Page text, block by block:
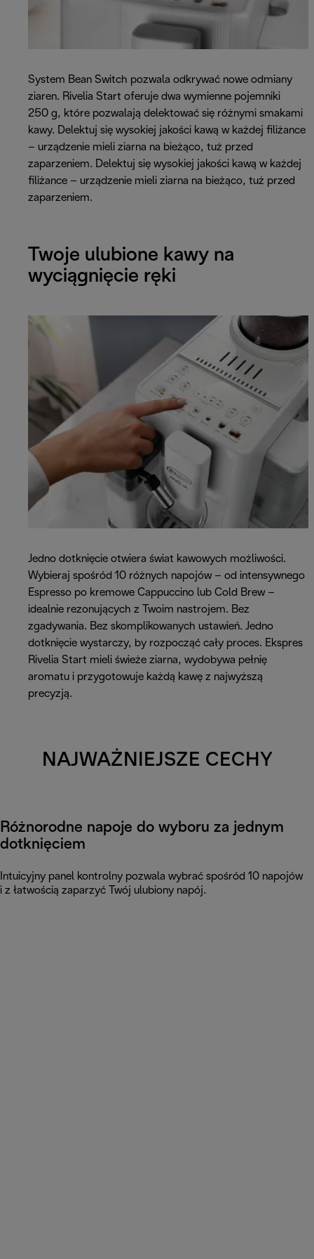
System Bean Switch pozwala odkrywać nowe odmiany
ziaren. Rivelia Start oferuje dwa wymienne pojemniki
250 g, które pozwalają delektować się różnymi smakami
kawy. Delektuj się wysokiej jakości kawą w każdej filiżance
– urządzenie mieli ziarna na bieżąco, tuż przed
zaparzeniem. Delektuj się wysokiej jakości kawą w każdej
filiżance – urządzenie mieli ziarna na bieżąco, tuż przed
zaparzeniem.
Twoje ulubione kawy na
wyciągnięcie ręki
Jedno dotknięcie otwiera świat kawowych możliwości.
Wybieraj spośród 10 różnych napojów – od intensywnego
Espresso po kremowe Cappuccino lub Cold Brew –
idealnie rezonujących z Twoim nastrojem. Bez
zgadywania. Bez skomplikowanych ustawień. Jedno
dotknięcie wystarczy, by rozpocząć cały proces. Ekspres
Rivelia Start mieli świeże ziarna, wydobywa pełnię
aromatu i przygotowuje każdą kawę z najwyższą
precyzją.
NAJWAŻNIEJSZE CECHY
Różnorodne napoje do wyboru za jednym
dotknięciem
Intuicyjny panel kontrolny pozwala wybrać spośród 10 napojów
i z łatwością zaparzyć Twój ulubiony napój.